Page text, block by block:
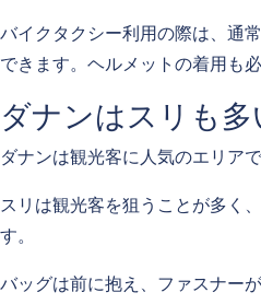
バイクタクシー利用の際は、通
できます。ヘルメットの着用も
ダナンはスリも多
ダナンは観光客に人気のエリア
スリは観光客を狙うことが多く
す。
バッグは前に抱え、ファスナー